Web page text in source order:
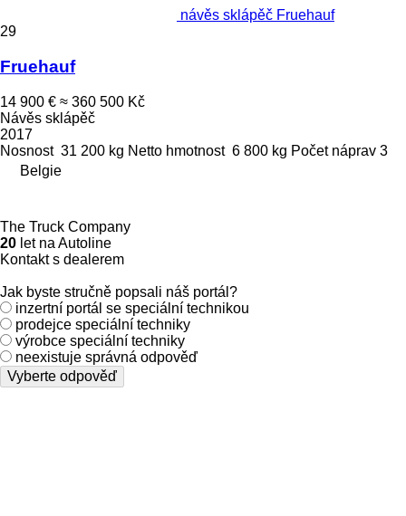
návěs sklápěč Fruehauf
29
Fruehauf
14 900 € ≈ 360 500 Kč
Návěs sklápěč
2017
Nosnost 31 200 kg Netto hmotnost 6 800 kg Počet náprav 3
Belgie
The Truck Company
20 let na Autoline
Kontakt s dealerem
Jak byste stručně popsali náš portál?
inzertní portál se speciální technikou
prodejce speciální techniky
výrobce speciální techniky
neexistuje správná odpověď
Vyberte odpověď